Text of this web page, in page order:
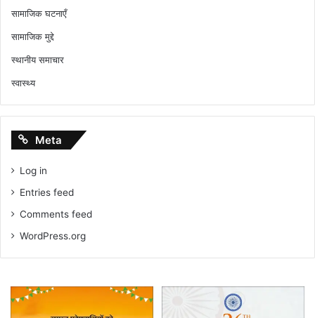
सामाजिक घटनाएँ
सामाजिक मुद्दे
स्थानीय समाचार
स्वास्थ्य
Meta
Log in
Entries feed
Comments feed
WordPress.org